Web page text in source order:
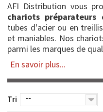
AFI Distribution vous
chariots préparateurs
tubes d'acier ou en
et maniables. Nos
parmi les marques de
En savoir plus...
Tri --